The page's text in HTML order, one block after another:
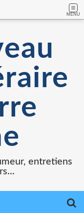
MENU
entretiens